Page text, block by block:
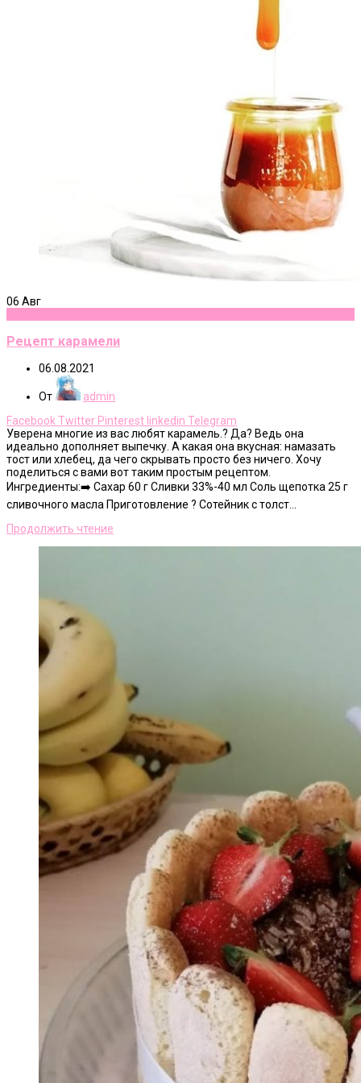
06 Авг
Рецепт карамели
06.08.2021
От
admin
FacebookTwitter Pinterest linkedin Telegram
Уверена многие из вас любят карамель.? Да? Ведь она
идеально дополняет выпечку. А какая она вкусная: намазать
тост или хлебец, да чего скрывать просто без ничего. Хочу
поделиться с вами вот таким простым рецептом.
Ингредиенты:➡️ Сахар 60 г Сливки 33%-40 мл Соль щепотка 25 г
сливочного масла Приготовление ? Сотейник с толст...
Продолжить чтение